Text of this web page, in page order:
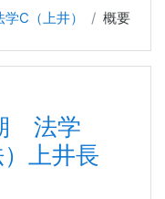
学C（上井） 概要
法学
上井長